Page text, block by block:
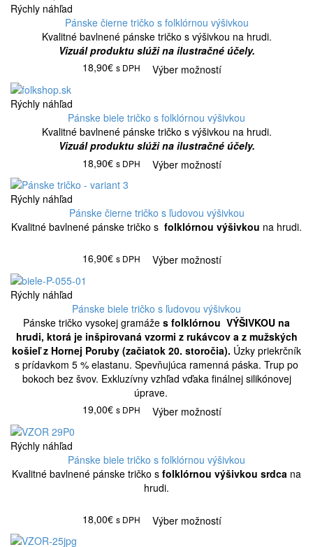
Rýchly náhľad
Pánske čierne tričko s folklórnou výšivkou
Kvalitné bavlnené pánske tričko s výšivkou na hrudi.
Vizuál produktu slúži na ilustračné účely.
18,90€ s DPH Výber možností
Rýchly náhľad
Pánske biele tričko s folklórnou výšivkou
Kvalitné bavlnené pánske tričko s výšivkou na hrudi.
Vizuál produktu slúži na ilustračné účely.
18,90€ s DPH Výber možností
Rýchly náhľad
Pánske čierne tričko s ľudovou výšivkou
Kvalitné bavlnené pánske tričko s folklórnou výšivkou na hrudi.
16,90€ s DPH Výber možností
Rýchly náhľad
Pánske biele tričko s ľudovou výšivkou
Pánske tričko vysokej gramáže s folklórnou VÝŠIVKOU na
hrudi, ktorá je inšpirovaná vzormi z rukávcov a z mužských
košieľ z Hornej Poruby (začiatok 20. storočia). Úzky priekrčník
s prídavkom 5 % elastanu. Spevňujúca ramenná páska. Trup po
bokoch bez švov. Exkluzívny vzhľad vďaka finálnej silikónovej
úprave.
19,00€ s DPH Výber možností
Rýchly náhľad
Pánske biele tričko s folklórnou výšivkou
Kvalitné bavlnené pánske tričko s folklórnou výšivkou srdca na
hrudi.
18,00€ s DPH Výber možností